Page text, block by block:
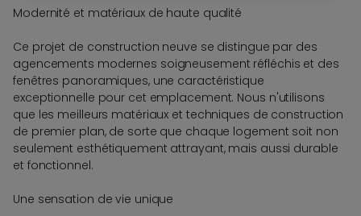
Modernité et matériaux de haute qualité
Ce projet de construction neuve se distingue par des
agencements modernes soigneusement réfléchis et des
fenêtres panoramiques, une caractéristique
exceptionnelle pour cet emplacement. Nous n'utilisons
que les meilleurs matériaux et techniques de construction
de premier plan, de sorte que chaque logement soit non
seulement esthétiquement attrayant, mais aussi durable
et fonctionnel.
Une sensation de vie unique